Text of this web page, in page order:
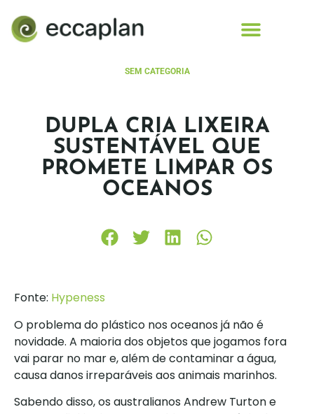
SEM CATEGORIA
DUPLA CRIA LIXEIRA
SUSTENTÁVEL QUE
PROMETE LIMPAR OS
OCEANOS
Fonte: Hypeness
O problema do plástico nos oceanos já não é
novidade. A maioria dos objetos que jogamos fora
vai parar no mar e, além de contaminar a água,
causa danos irreparáveis aos animais marinhos.
Sabendo disso, os australianos Andrew Turton e